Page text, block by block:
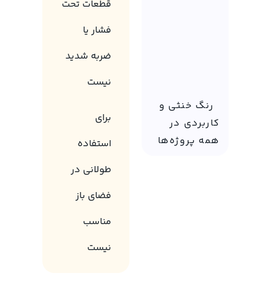
رنگ خنثی و
کاربردی در
همه پروژه‌ها
قطعات تحت
فشار یا
ضربه شدید
نیست
برای
استفاده
طولانی در
فضای باز
مناسب
نیست